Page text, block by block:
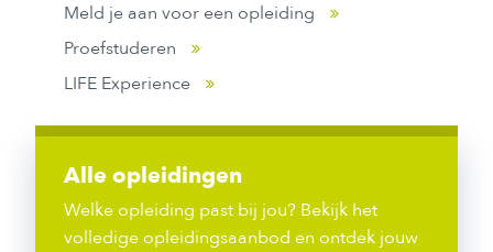
Meld je aan voor een opleiding
Proefstuderen
LIFE Experience
Alle opleidingen
Welke opleiding past bij jou? Bekijk het
volledige opleidingsaanbod en ontdek jouw